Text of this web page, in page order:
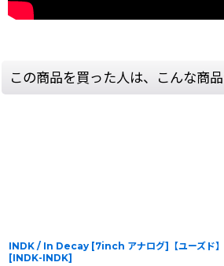
この商品を買った人は、こんな商
INDK / In Decay [7inch アナログ]【ユーズド】
[INDK-INDK]